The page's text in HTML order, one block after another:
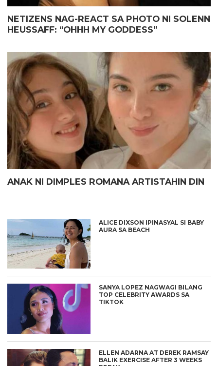
NETIZENS NAG-REACT SA PHOTO NI SOLENN
HEUSSAFF: “OHHH MY GODDESS”
ANAK NI DIMPLES ROMANA ARTISTAHIN DIN
ALICE DIXSON IPINASYAL SI BABY
AURA SA BEACH
SANYA LOPEZ NAGWAGI BILANG
TOP CELEBRITY AWARDS SA
TIKTOK
ELLEN ADARNA AT DEREK RAMSAY
BALIK EXERCISE AFTER 3 WEEKS